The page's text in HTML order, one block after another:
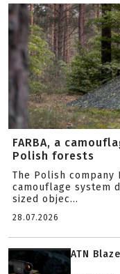
FARBA, a
Polish forests
The Polish company
camouflage system
sized objec...
28.07.2026
ATN